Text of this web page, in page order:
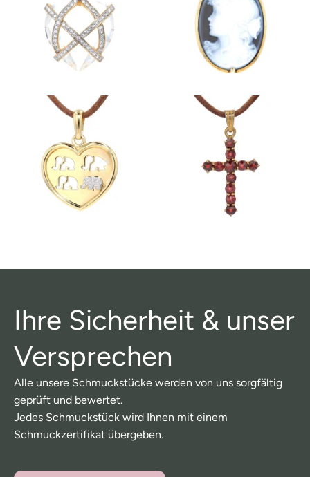
Ihre Sicherheit & unser
Versprechen
Alle unsere Schmuckstücke werden von uns sorgfältig
geprüft und bewertet.
Jedes Schmuckstück wird Ihnen mit einem
Schmuckzertifikat übergeben.